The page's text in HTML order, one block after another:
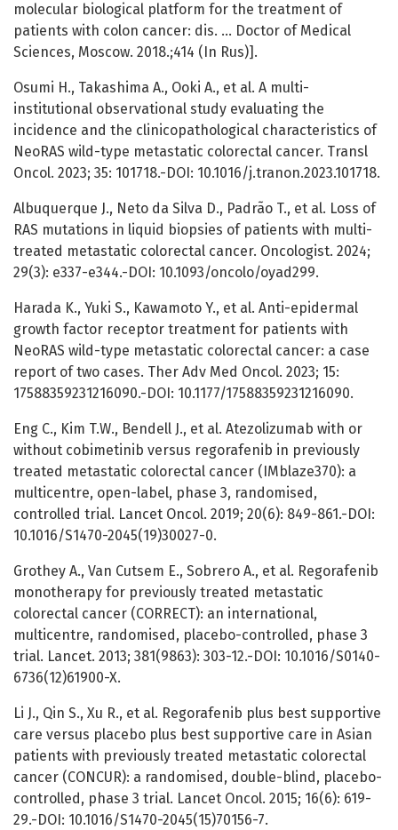
molecular biological platform for the treatment of
patients with colon cancer: dis. ... Doctor of Medical
Sciences, Moscow. 2018.;414 (In Rus)].
Osumi H., Takashima A., Ooki A., et al. A multi-
institutional observational study evaluating the
incidence and the clinicopathological characteristics of
NeoRAS wild-type metastatic colorectal cancer. Transl
Oncol. 2023; 35: 101718.-DOI: 10.1016/j.tranon.2023.101718.
Albuquerque J., Neto da Silva D., Padrão T., et al. Loss of
RAS mutations in liquid biopsies of patients with multi-
treated metastatic colorectal cancer. Oncologist. 2024;
29(3): e337-e344.-DOI: 10.1093/oncolo/oyad299.
Harada K., Yuki S., Kawamoto Y., et al. Anti-epidermal
growth factor receptor treatment for patients with
NeoRAS wild-type metastatic colorectal cancer: a case
report of two cases. Ther Adv Med Oncol. 2023; 15:
17588359231216090.-DOI: 10.1177/17588359231216090.
Eng C., Kim T.W., Bendell J., et al. Atezolizumab with or
without cobimetinib versus regorafenib in previously
treated metastatic colorectal cancer (IMblaze370): a
multicentre, open-label, phase 3, randomised,
controlled trial. Lancet Oncol. 2019; 20(6): 849-861.-DOI:
10.1016/S1470-2045(19)30027-0.
Grothey A., Van Cutsem E., Sobrero A., et al. Regorafenib
monotherapy for previously treated metastatic
colorectal cancer (CORRECT): an international,
multicentre, randomised, placebo-controlled, phase 3
trial. Lancet. 2013; 381(9863): 303-12.-DOI: 10.1016/S0140-
6736(12)61900-X.
Li J., Qin S., Xu R., et al. Regorafenib plus best supportive
care versus placebo plus best supportive care in Asian
patients with previously treated metastatic colorectal
cancer (CONCUR): a randomised, double-blind, placebo-
controlled, phase 3 trial. Lancet Oncol. 2015; 16(6): 619-
29.-DOI: 10.1016/S1470-2045(15)70156-7.